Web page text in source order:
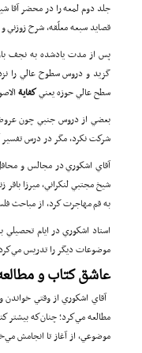
جلد دوم لمعه را در محضر آقا
قصايد سبعه معلّقه، شرح زوزني
گزيد و دروس سطوح عالي را
سطح عالي حوزه يعنيكفاية
شركت نكرد، مگر در درس تفسير آيت‌الله سيد
به قم مهاجرت كرد، از مباحث فلسفه و
استاد اشكوري در ايام
موضوعات ديگر را تدريس
عاشق كتاب و
آقاي اشكوري از وقتي خواندن
مطالعه مي‌كرد؛ چنان‌كه بيشتر
موضوعي، از آغاز تا انجامش